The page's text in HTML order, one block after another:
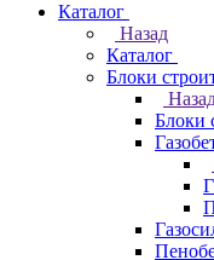
Каталог
Назад
Каталог
Блоки
Блоки